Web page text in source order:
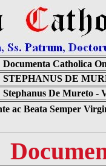
Documenta Catholica
STEPHANUS DE
Stephanus De Mureto -
ac Beata Semper